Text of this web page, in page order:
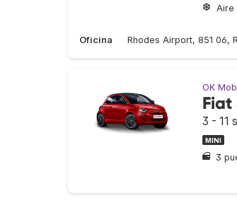
Aire
Oficina Rhodes Airport, 851 06,
OK
Fiat
3 - 11
MINI
3